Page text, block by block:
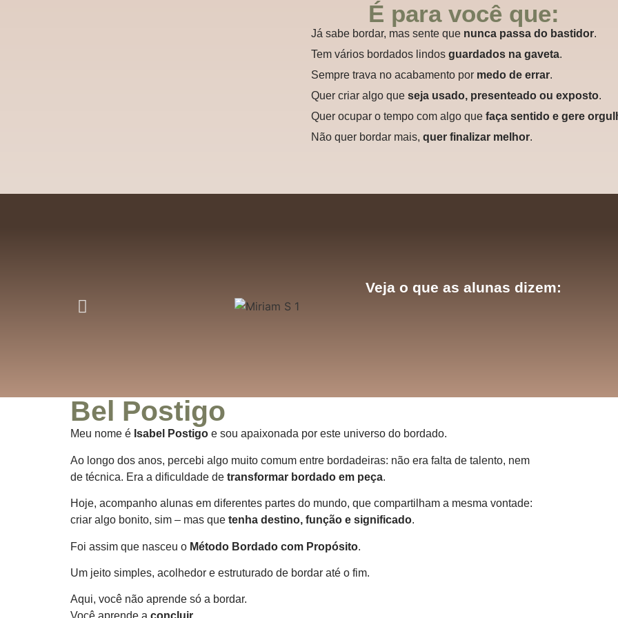
É para você que:
Já sabe bordar, mas sente que nunca passa do bastidor.
Tem vários bordados lindos guardados na gaveta.
Sempre trava no acabamento por medo de errar.
Quer criar algo que seja usado, presenteado ou exposto.
Quer ocupar o tempo com algo que faça sentido e gere
Não quer bordar mais, quer finalizar melhor.
Veja o que as alunas dizem:
Bel Postigo
Meu nome é Isabel Postigo e sou apaixonada por este universo do bordado.
Ao longo dos anos, percebi algo muito comum entre bordadeiras: não era falta de talento, nem
de técnica. Era a dificuldade de transformar bordado em peça.
Hoje, acompanho alunas em diferentes partes do mundo, que compartilham a mesma vontade:
criar algo bonito, sim – mas que tenha destino, função e significado.
Foi assim que nasceu o Método Bordado com Propósito.
Um jeito simples, acolhedor e estruturado de bordar até o fim.
Aqui, você não aprende só a bordar.